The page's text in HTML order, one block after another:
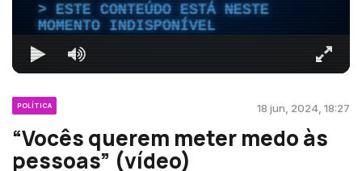
ESTE CONTEÚDO ESTÁ NESTE
MOMENTO INDISPONÍVEL
POLÍTICA 18 jun, 2024, 18:27
“Vocês querem meter medo às
pessoas” (vídeo)